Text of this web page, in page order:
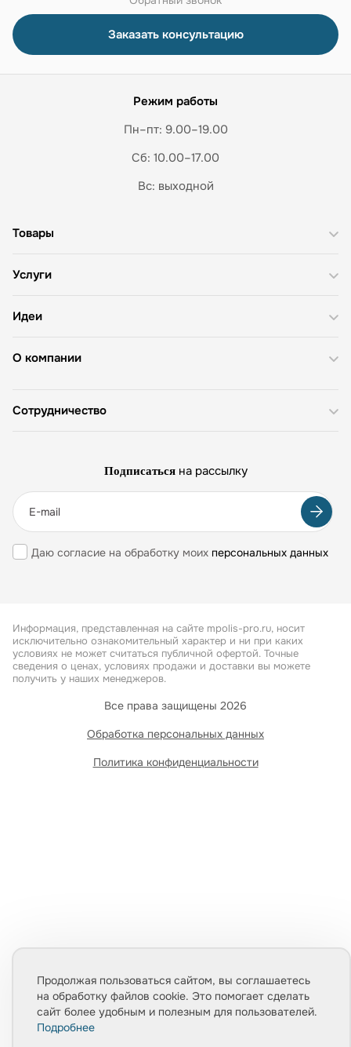
Заказать консультацию
Режим работы
Пн–пт: 9.00–19.00
Сб: 10.00–17.00
Вс: выходной
О компании
Товары
Услуги
Идеи
Сотрудничество
Подписаться на рассылку
Даю согласие на обработку моих персональных данных
Информация, представленная на сайте mpolis-pro.ru, носит
исключительно ознакомительный характер и ни при каких
условиях не может считаться публичной офертой. Точные
сведения о ценах, условиях продажи и доставки вы можете
получить у наших менеджеров.
Все права защищены 2026
Обработка персональных данных
Политика конфиденциальности
Продолжая пользоваться сайтом, вы соглашаетесь
на обработку файлов cookie. Это помогает сделать
сайт более удобным и полезным для пользователей.
Подробнее